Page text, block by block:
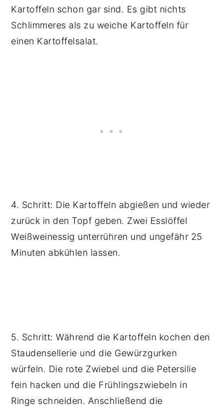
Kartoffeln schon gar sind. Es gibt nichts
Schlimmeres als zu weiche Kartoffeln für
einen Kartoffelsalat.
4. Schritt: Die Kartoffeln abgießen und wieder
zurück in den Topf geben. Zwei Esslöffel
Weißweinessig unterrühren und ungefähr 25
Minuten abkühlen lassen.
5. Schritt: Während die Kartoffeln kochen den
Staudensellerie und die Gewürzgurken
würfeln. Die rote Zwiebel und die Petersilie
fein hacken und die Frühlingszwiebeln in
Ringe schneiden. Anschließend die